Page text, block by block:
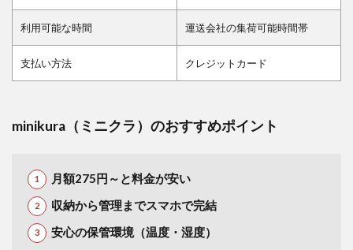
利用可能な時間 運送会社の集荷可能時間帯
支払い方法 クレジットカード
minikura（ミニクラ）のおすすめポイント
月額275円～と料金が安い
収納から管理までスマホで完結
安心の保管環境（温度・湿度）